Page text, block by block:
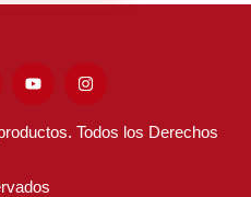
Todos los Derechos